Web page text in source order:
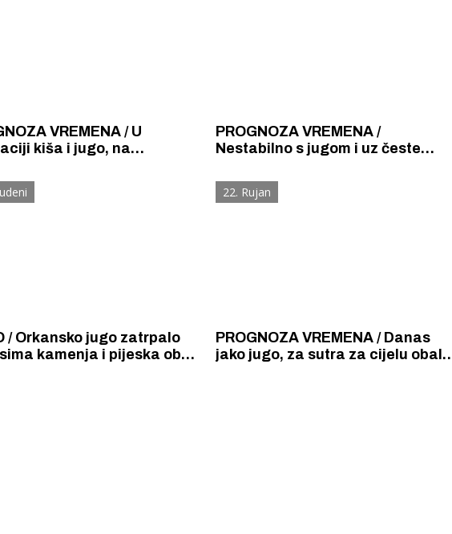
VREMENA / U
kiša i jugo, na
PROGNOZA VREMENA /
Nestabilno s jugom i uz česte
/ Orkansko jugo zatrpalo
kamenja i pijeska obalu
22. Rujan
PROGNOZA VREMENA / Danas
jako jugo, za sutra za cijelu obalu